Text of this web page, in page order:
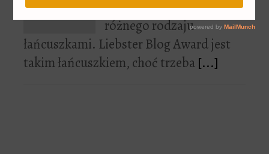
Nie przepadam za
różnego rodzaju
łańcuszkami. Liebster Blog Award jest
takim łańcuszkiem, choć trzeba[...]